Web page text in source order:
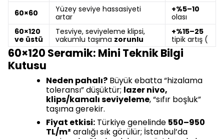
60×60
Yüzey seviye hassasiyeti
artar
+%5–10
olası
60×120
ve üstü
Tesviye, seviyeleme klipsi,
vakumlu taşıma zorunlu
+%15–25
tipik artış (
60×120 Seramik: Mini Teknik Bilgi
Kutusu
Neden pahalı? Büyük ebatta “hizalama
toleransı” düşüktür; lazer nivo,
klips/kamalı seviyeleme, “sıfır boşluk”
taşıma gerekir.
Fiyat etkisi: Türkiye genelinde 550–950
TL/m² aralığı sık görülür; İstanbul’da